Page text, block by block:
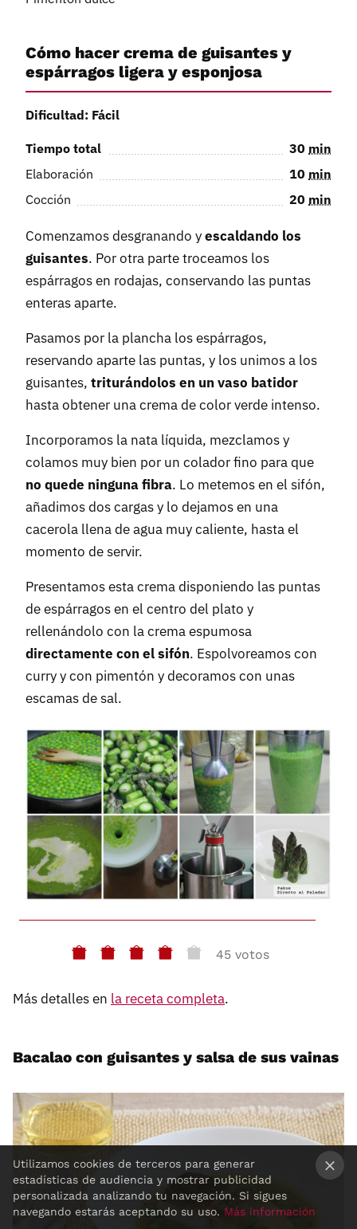
Cómo hacer crema de guisantes y
espárragos ligera y esponjosa
Dificultad: Fácil
Tiempo total 30 min
Elaboración
10 min
Cocción
20 min
Comenzamos desgranando yescaldando los
guisantes. Por otra parte troceamos los
espárragos en rodajas, conservando las puntas
enteras aparte.
Pasamos por la plancha los espárragos,
reservando aparte las puntas, y los unimos a los
guisantes, triturándolos en un vaso batidor
hasta obtener una crema de color verde intenso.
Incorporamos la nata líquida, mezclamos y
colamos muy bien por un colador fino para que
no quede ninguna fibra. Lo metemos en el sifón,
añadimos dos cargas y lo dejamos en una
cacerola llena de agua muy caliente, hasta el
momento de servir.
Presentamos esta crema disponiendo las puntas
de espárragos en el centro del plato y
rellenándolo con la crema espumosa
directamente con el sifón. Espolvoreamos con
curry y con pimentón y decoramos con unas
escamas de sal.
45 votos
Más detalles en la receta completa.
Bacalao con guisantes y salsa de sus vainas
Utilizamos cookies de terceros para generar
estadísticas de audiencia y mostrar publicidad
personalizada analizando tu navegación. Si sigues
navegando estarás aceptando su uso. Más información